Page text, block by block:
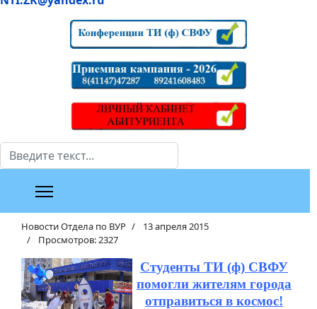
Поиск
Новости Отдела по ВУР
13 апреля 2015
Просмотров: 2327
Студенты ТИ (ф) СВФУ
помогли жителям города
отправиться в космос!